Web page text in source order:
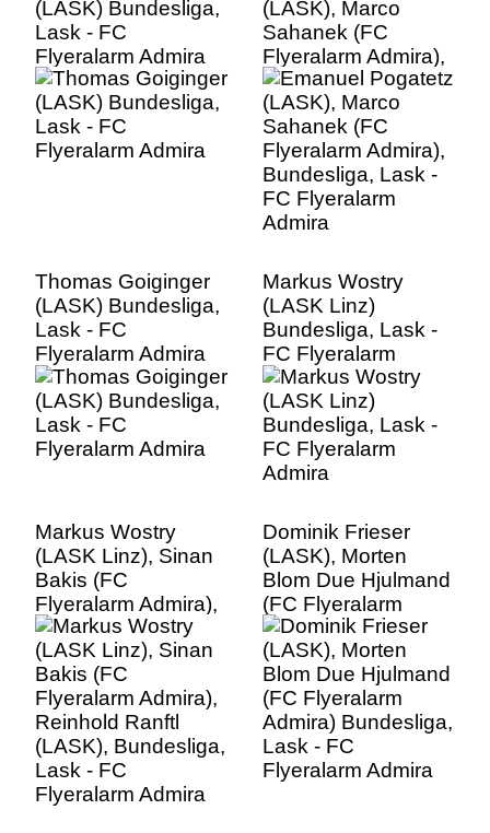
(LASK) Bundesliga,
Lask - FC
Flyeralarm Admira
(LASK), Marco
Sahanek (FC
Flyeralarm Admira),
Bundesliga, Lask -
FC Flyeralarm
Admira
Thomas Goiginger
(LASK) Bundesliga,
Lask - FC
Flyeralarm Admira
Markus Wostry
(LASK Linz)
Bundesliga, Lask -
FC Flyeralarm
Admira
Markus Wostry
(LASK Linz), Sinan
Bakis (FC
Flyeralarm Admira),
Reinhold Ranftl
(LASK), Bundesliga,
Lask - FC
Flyeralarm Admira
Dominik Frieser
(LASK), Morten
Blom Due Hjulmand
(FC Flyeralarm
Admira) Bundesliga,
Lask - FC
Flyeralarm Admira